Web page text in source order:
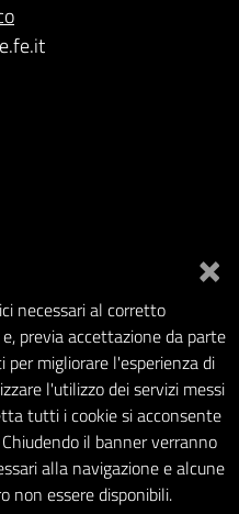
×
necessari al corretto
previa accettazione da parte
migliorare l'esperienza di
l'utilizzo dei servizi messi
tutti i cookie si acconsente
il banner verranno
alla navigazione e alcune
non essere disponibili.